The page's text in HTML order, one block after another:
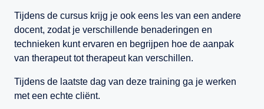
Tijdens de cursus krijg je ook eens les van een andere
docent, zodat je verschillende benaderingen en
technieken kunt ervaren en begrijpen hoe de aanpak
van therapeut tot therapeut kan verschillen.
Tijdens de laatste dag van deze training ga je werken
met een echte cliënt.